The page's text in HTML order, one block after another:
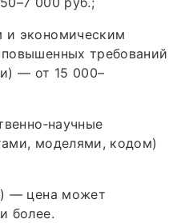
и экономическим
требований
— от 15 000–
моделями, кодом)
— цена может
более.